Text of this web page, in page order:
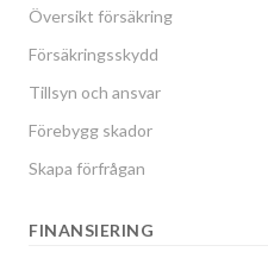
Översikt försäkring
Försäkringsskydd
Tillsyn och ansvar
Förebygg skador
Skapa förfrågan
FINANSIERING